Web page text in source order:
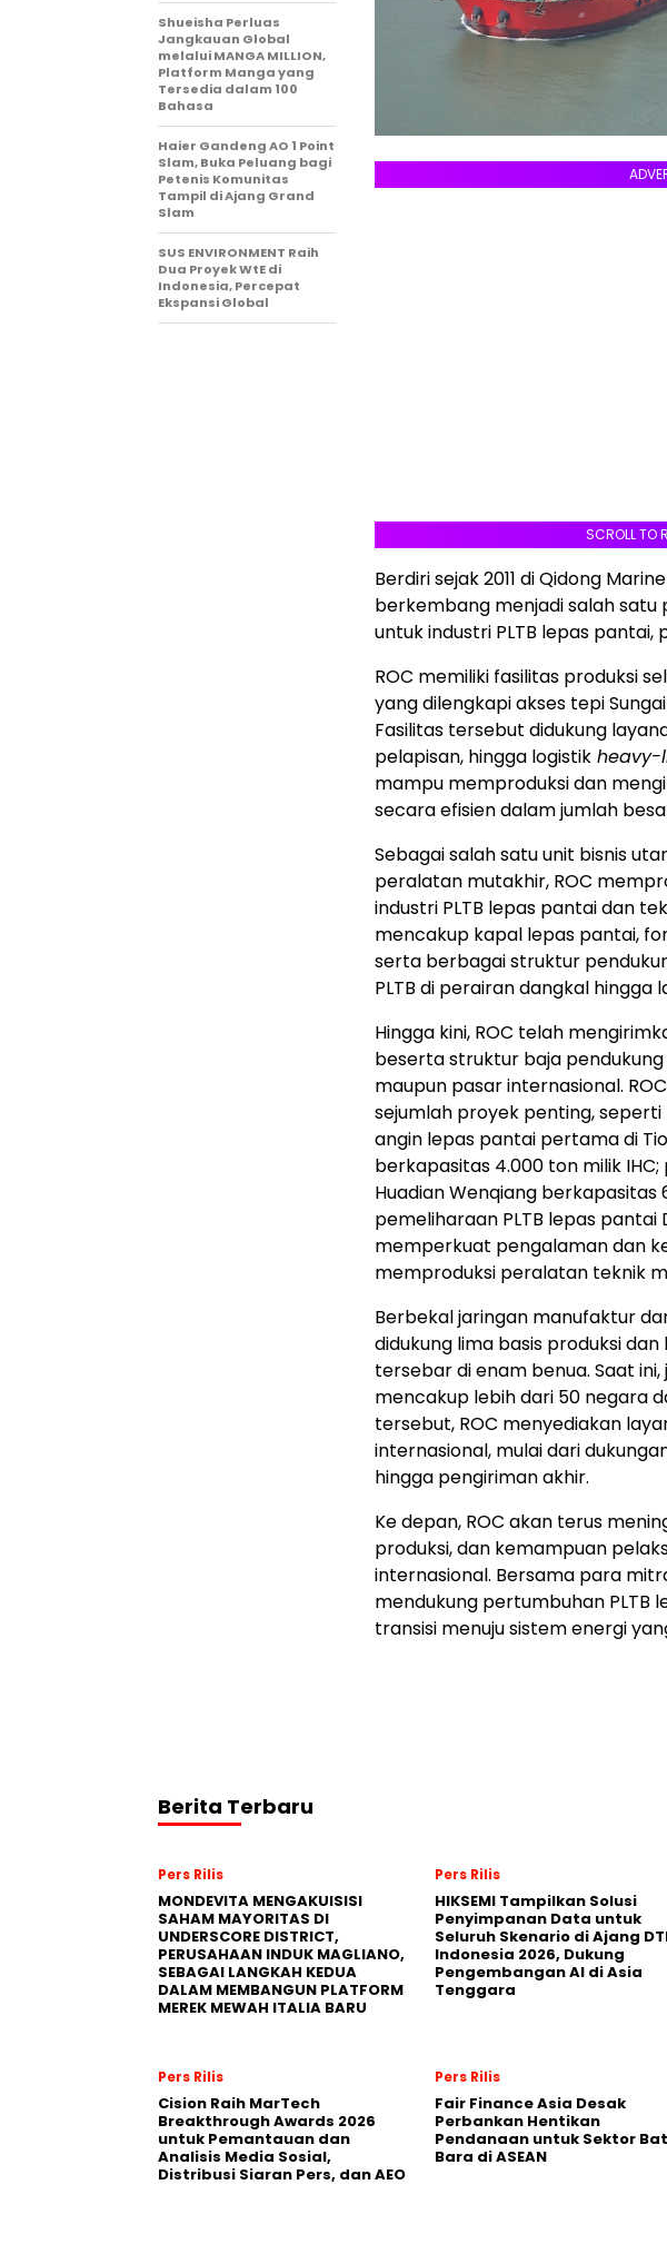
SCROLL TO
Berdiri sejak 2011 di Qidong
berkembang menjadi salah
untuk industri PLTB lepas
ROC memiliki fasilitas produksi
yang dilengkapi akses tepi
Fasilitas tersebut didukung
pelapisan, hingga logistik heavy-
mampu memproduksi dan
secara efisien dalam jumlah
Sebagai salah satu unit bisnis
peralatan mutakhir, ROC
industri PLTB lepas pantai dan
mencakup kapal lepas pantai,
serta berbagai struktur
PLTB di perairan dangkal hingga
Hingga kini, ROC telah
beserta struktur baja
maupun pasar internasional.
sejumlah proyek penting, seperti
angin lepas pantai pertama di
berkapasitas 4.000 ton milik
Huadian Wenqiang
pemeliharaan PLTB lepas
memperkuat pengalaman dan
memproduksi peralatan teknik
Berbekal jaringan manufaktur
didukung lima basis produksi
tersebar di enam benua. Saat
mencakup lebih dari 50 negara
tersebut, ROC menyediakan
internasional, mulai dari
hingga pengiriman akhir.
Ke depan, ROC akan terus
produksi, dan kemampuan
internasional. Bersama para
mendukung pertumbuhan PLTB
transisi menuju sistem energi
Shueisha Perluas
Jangkauan Global
melalui MANGA MILLION,
Platform Manga yang
Tersedia dalam 100
Bahasa
Haier Gandeng AO 1 Point
Slam, Buka Peluang bagi
Petenis Komunitas
Tampil di Ajang Grand
Slam
SUS ENVIRONMENT Raih
Dua Proyek WtE di
Indonesia, Percepat
Ekspansi Global
Berita Terbaru
Pers Rilis
MONDEVITA MENGAKUISISI
SAHAM MAYORITAS DI
UNDERSCORE DISTRICT,
PERUSAHAAN INDUK MAGLIANO,
SEBAGAI LANGKAH KEDUA
DALAM MEMBANGUN PLATFORM
MEREK MEWAH ITALIA BARU
Pers Rilis
HIKSEMI Tampilkan Solusi
Penyimpanan Data untuk
Seluruh Skenario di Ajang
Indonesia 2026, Dukung
Pengembangan AI di Asia
Tenggara
Pers Rilis
Cision Raih MarTech
Breakthrough Awards 2026
untuk Pemantauan dan
Analisis Media Sosial,
Distribusi Siaran Pers, dan AEO
Pers Rilis
Fair Finance Asia Desak
Perbankan Hentikan
Pendanaan untuk Sektor
Bara di ASEAN